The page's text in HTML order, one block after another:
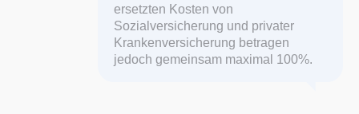
ersetzten Kosten von
Sozialversicherung und privater
Krankenversicherung betragen
jedoch gemeinsam maximal 100%.